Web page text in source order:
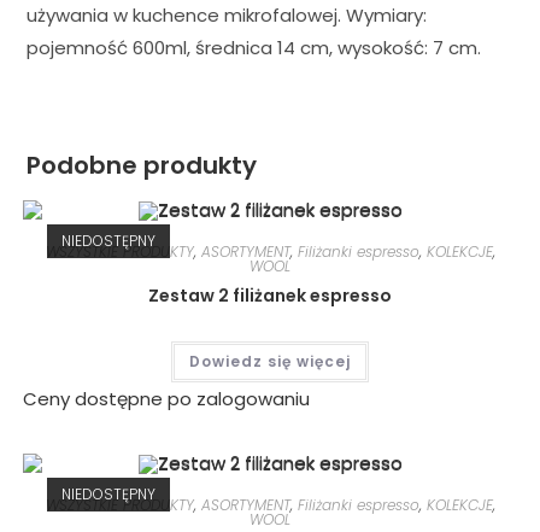
używania w kuchence mikrofalowej. Wymiary:
pojemność 600ml, średnica 14 cm, wysokość: 7 cm.
Podobne produkty
NIEDOSTĘPNY
WSZYSTKIE PRODUKTY, ASORTYMENT, Filiżanki espresso, KOLEKCJE,
WOOL
Zestaw 2 filiżanek espresso
Dowiedz się więcej
Ceny dostępne po zalogowaniu
NIEDOSTĘPNY
WSZYSTKIE PRODUKTY, ASORTYMENT, Filiżanki espresso, KOLEKCJE,
WOOL